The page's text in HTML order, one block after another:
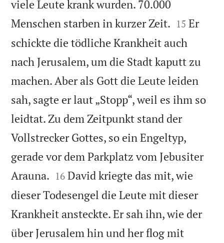
viele Leute krank wurden. 70.000
Menschen starben in kurzer Zeit. 

15 Er
schickte die tödliche Krankheit auch
nach Jerusalem, um die Stadt kaputt zu
machen. Aber als Gott die Leute leiden
sah, sagte er laut „Stopp“, weil es ihm so
leidtat. Zu dem Zeitpunkt stand der
Vollstrecker Gottes, so ein Engeltyp,
gerade vor dem Parkplatz vom Jebusiter
Arauna. 

16 David kriegte das mit, wie
dieser Todesengel die Leute mit dieser
Krankheit ansteckte. Er sah ihn, wie der
über Jerusalem hin und her flog mit